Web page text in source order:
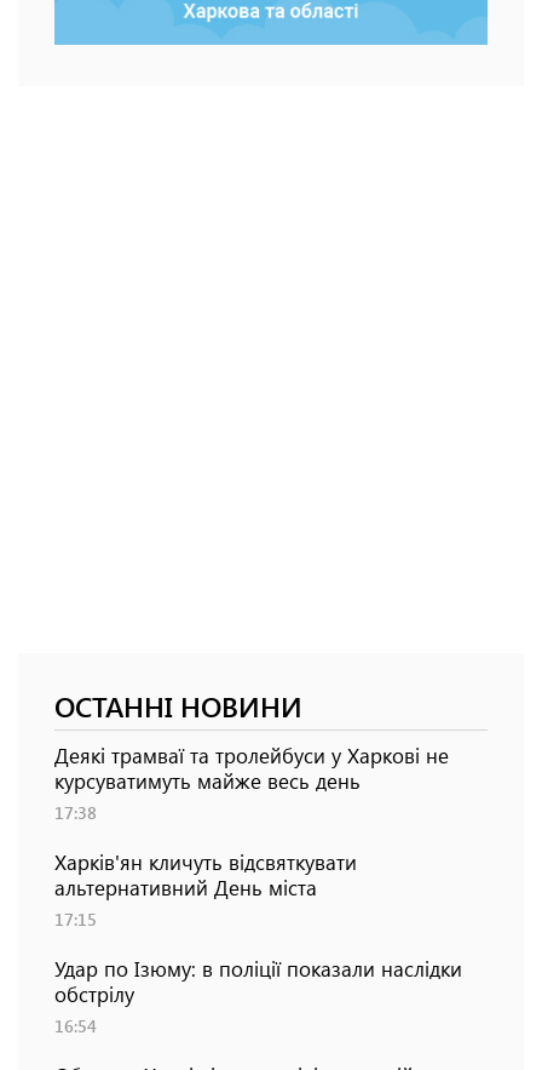
ОСТАННІ НОВИНИ
Деякі трамваї та тролейбуси у Харкові не
курсуватимуть майже весь день
17:38
Харків'ян кличуть відсвяткувати
альтернативний День міста
17:15
Удар по Ізюму: в поліції показали наслідки
обстрілу
16:54